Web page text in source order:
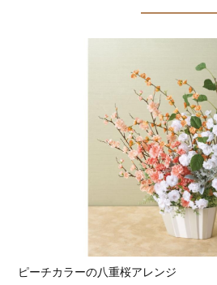
ピーチカラーの八重桜アレンジ